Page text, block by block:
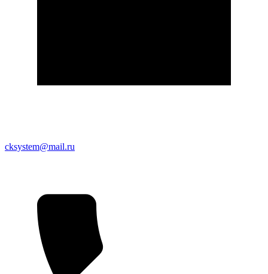
cksystem@mail.ru